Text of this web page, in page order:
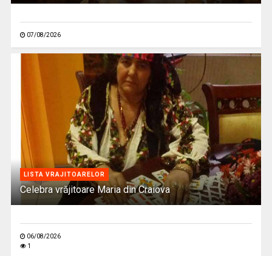
07/08/2026
LISTA VRAJITOARELOR
Celebra vrăjitoare Maria din Craiova
06/08/2026
1